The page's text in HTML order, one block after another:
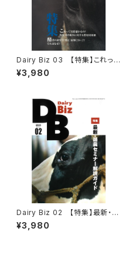
Dairy Biz 03 【特集】これって
実際儲かるの？ 投資・取り組み
に対する費用対効果
¥3,980
Dairy Biz 02 【特集】最新・酪
農セミナー解説ガイド
¥3,980